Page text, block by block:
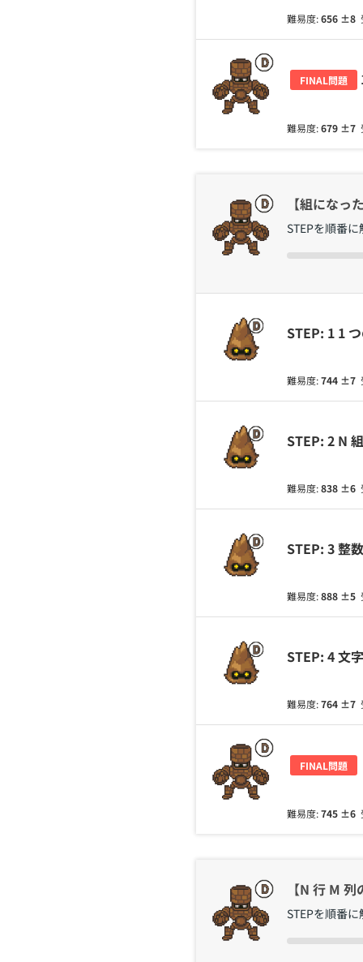
難易度:656 ±8
FINAL問題
難易度:679 ±7
【組になっ
STEPを順番
STEP: 1 1
難易度:744 ±7
STEP: 2 N
難易度:838 ±6
STEP: 3 整
難易度:888 ±5
STEP: 4 文
難易度:764 ±7
FINAL問題
難易度:745 ±6
【N 行 M
STEPを順番